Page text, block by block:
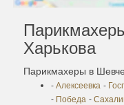
Харькова
Парикмахеры в
- Алексеевка -
- Победа -